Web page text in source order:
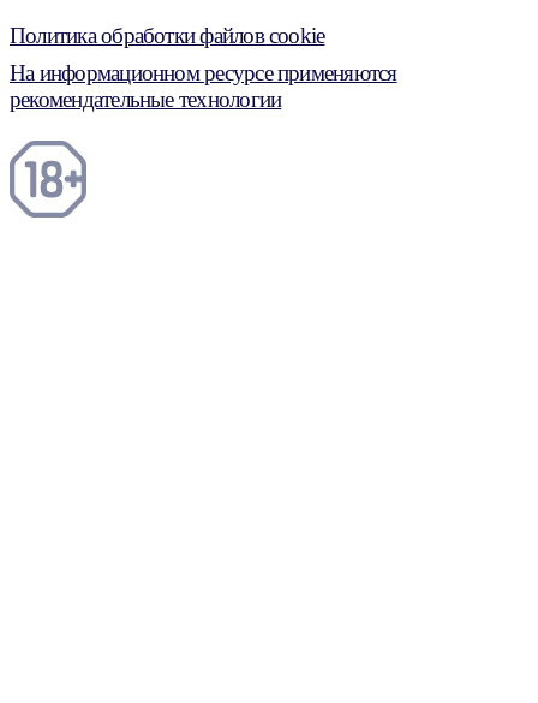
Политика обработки файлов cookie
На информационном ресурсе применяются
рекомендательные технологии